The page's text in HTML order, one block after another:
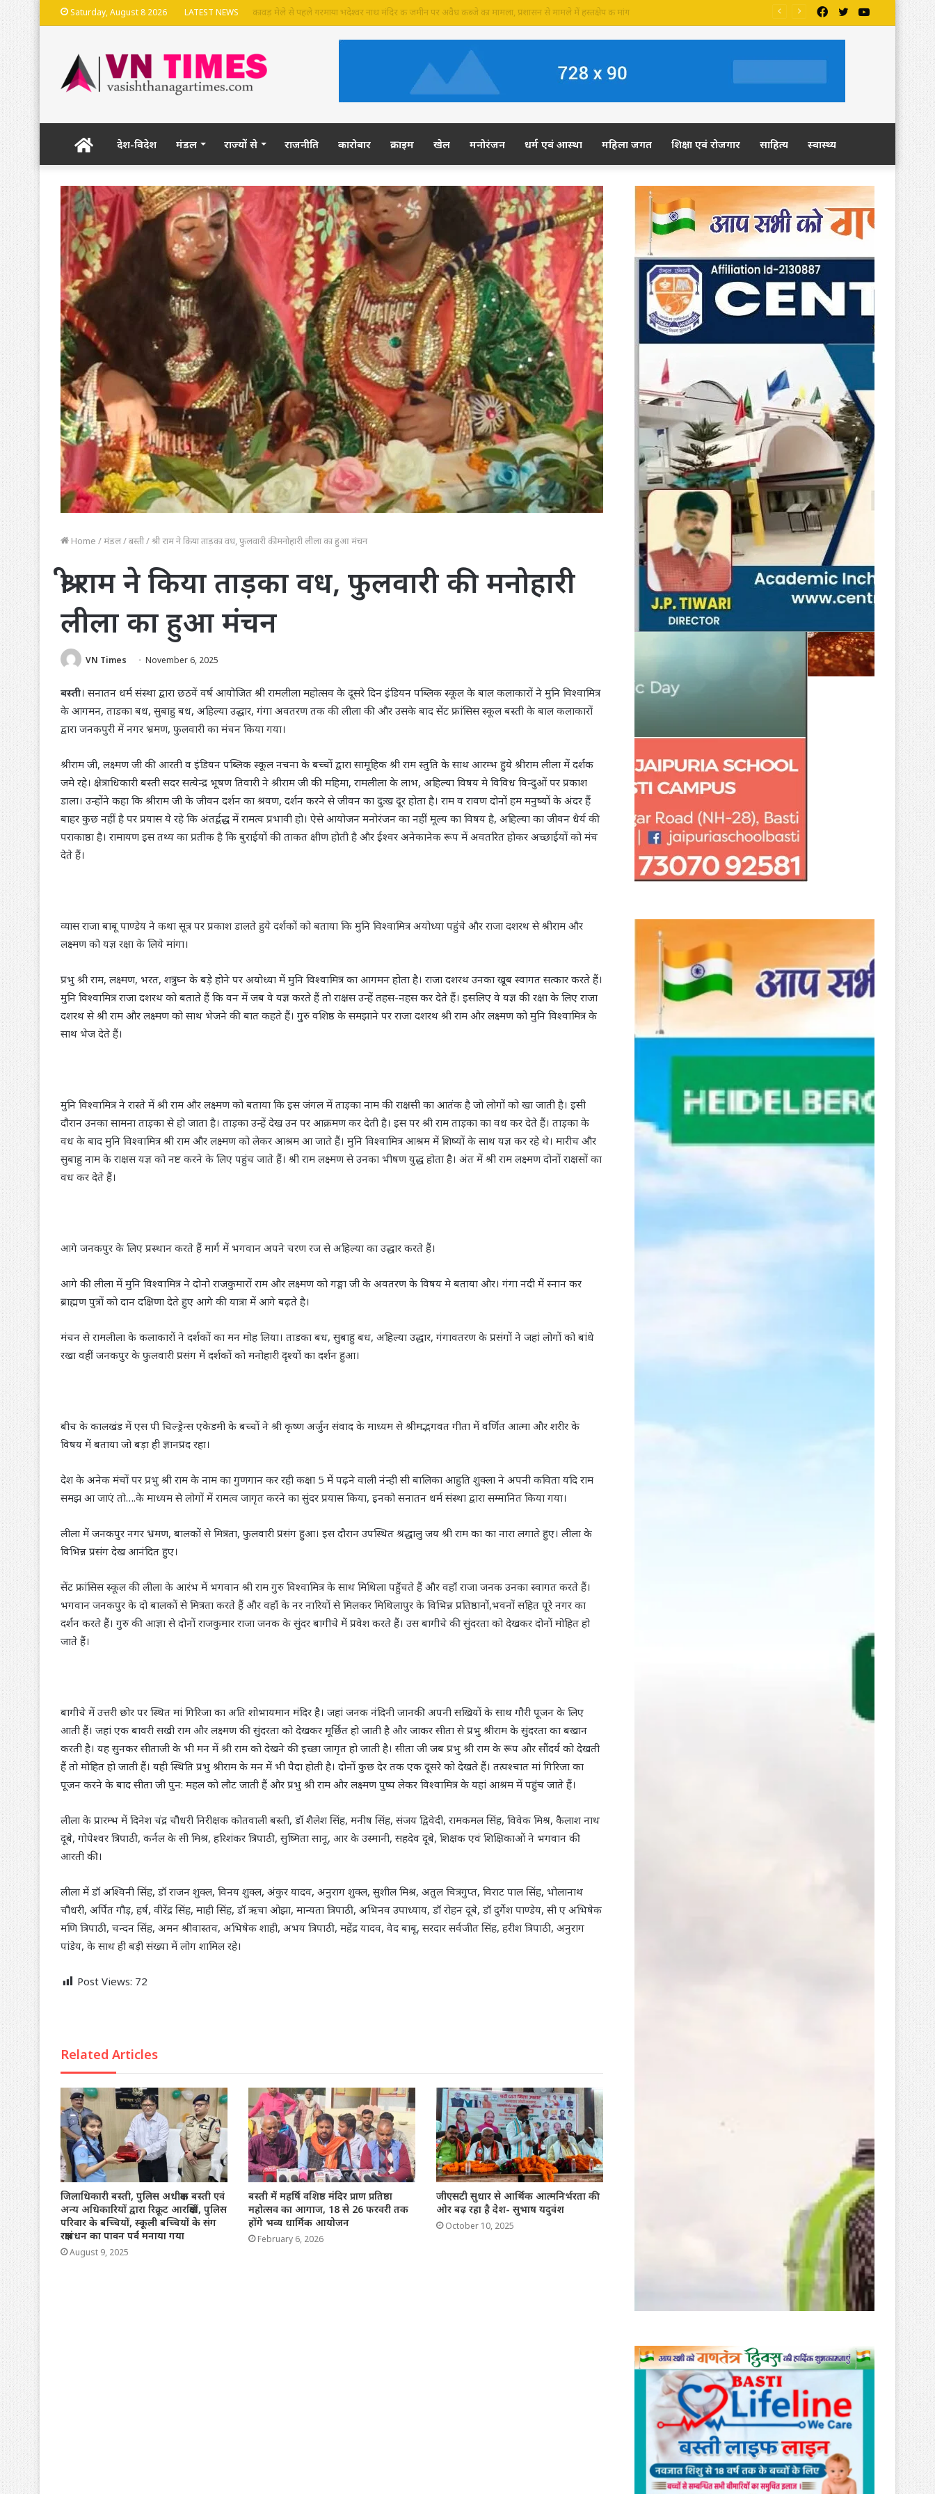
Saturday, August 8 2026 LATEST NEWS भदेश्वरनाथ मंदिर की जमीन पर अवैध कब्जे का आरोप, ग्रामीण कल डीएम-एसपी से करेंगे शिकायत YouTube
Twitter
Facebook
Homeदेश-विदेश मंडल राज्यों से राजनीति कारोबार क्राइम खेल मनोरंजन धर्म एवं आस्था महिला जगत शिक्षा एवं रोजगार साहित्य स्वास्थ्य
Home /मंडल/बस्ती/श्री राम ने किया ताड़का वध, फुलवारी की मनोहारी लीला का हुआ मंचन
श्री राम ने किया ताड़का वध, फुलवारी की मनोहारी
लीला का हुआ मंचन
VN Times November 6, 2025
बस्ती। सनातन धर्म संस्था द्वारा छठवें वर्ष आयोजित श्री रामलीला महोत्सव के दूसरे दिन इंडियन पब्लिक स्कूल के बाल कलाकारों ने मुनि विश्वामित्र
के आगमन, ताडका बध, सुबाहु बध, अहिल्या उद्धार, गंगा अवतरण तक की लीला की और उसके बाद सेंट फ्रांसिस स्कूल बस्ती के बाल कलाकारों
द्वारा जनकपुरी में नगर भ्रमण, फुलवारी का मंचन किया गया।
श्रीराम जी, लक्ष्मण जी की आरती व इंडियन पब्लिक स्कूल नचना के बच्चों द्वारा सामूहिक श्री राम स्तुति के साथ आरम्भ हुये श्रीराम लीला में दर्शक
जमे रहे। क्षेत्राधिकारी बस्ती सदर सत्येन्द्र भूषण तिवारी ने श्रीराम जी की महिमा, रामलीला के लाभ, अहिल्या विषय मे विविध विन्दुओं पर प्रकाश
डाला। उन्होंने कहा कि श्रीराम जी के जीवन दर्शन का श्रवण, दर्शन करने से जीवन का दुःख दूर होता है। राम व रावण दोनों हम मनुष्यों के अंदर हैं
बाहर कुछ नहीं है पर प्रयास ये रहे कि अंतर्द्वद्ध में रामत्व प्रभावी हो। ऐसे आयोजन मनोरंजन का नहीं मूल्य का विषय है, अहिल्या का जीवन धैर्य की
पराकाष्ठा है। रामायण इस तथ्य का प्रतीक है कि बुराईयों की ताकत क्षीण होती है और ईश्वर अनेकानेक रूप में अवतरित होकर अच्छाईयों को मंच
देते हैं।
व्यास राजा बाबू पाण्डेय ने कथा सूत्र पर प्रकाश डालते हुये दर्शकों को बताया कि मुनि विश्वामित्र अयोध्या पहुंचे और राजा दशरथ से श्रीराम और
लक्ष्मण को यज्ञ रक्षा के लिये मांगा।
प्रभु श्री राम, लक्ष्मण, भरत, शत्रुघ्न के बड़े होने पर अयोध्या में मुनि विश्वामित्र का आगमन होता है। राजा दशरथ उनका खूब स्वागत सत्कार करते हैं।
मुनि विश्वामित्र राजा दशरथ को बताते हैं कि वन में जब वे यज्ञ करते हैं तो राक्षस उन्हें तहस-नहस कर देते हैं। इसलिए वे यज्ञ की रक्षा के लिए राजा
दशरथ से श्री राम और लक्ष्मण को साथ भेजने की बात कहते हैं। गुुरु वशिष्ठ के समझाने पर राजा दशरथ श्री राम और लक्ष्मण को मुनि विश्वामित्र के
साथ भेज देते हैं।
मुनि विश्वामित्र ने रास्ते में श्री राम और लक्ष्मण को बताया कि इस जंगल में ताड़का नाम की राक्षसी का आतंक है जो लोगों को खा जाती है। इसी
दौरान उनका सामना ताड़का से हो जाता है। ताड़का उन्हें देख उन पर आक्रमण कर देती है। इस पर श्री राम ताड़का का वध कर देते हैं। ताड़का के
वध के बाद मुनि विश्वामित्र श्री राम और लक्ष्मण को लेकर आश्रम आ जाते हैं। मुनि विश्वामित्र आश्रम में शिष्यों के साथ यज्ञ कर रहे थे। मारीच और
सुबाहु नाम के राक्षस यज्ञ को नष्ट करने के लिए पहुंच जाते हैं। श्री राम लक्ष्मण से उनका भीषण युद्ध होता है। अंत में श्री राम लक्ष्मण दोनों राक्षसों का
वध कर देते हैं।
आगे जनकपुर के लिए प्रस्थान करते हैं मार्ग में भगवान अपने चरण रज से अहिल्या का उद्धार करते हैं।
आगे की लीला में मुनि विश्वामित्र ने दोनो राजकुमारों राम और लक्ष्मण को गङ्गा जी के अवतरण के विषय मे बताया और। गंगा नदी में स्नान कर
ब्राह्मण पुत्रों को दान दक्षिणा देते हुए आगे की यात्रा में आगे बढ़ते है।
मंचन से रामलीला के कलाकारों ने दर्शकों का मन मोह लिया। ताडका बध, सुबाहु बध, अहिल्या उद्धार, गंगावतरण के प्रसंगों ने जहां लोगों को बांधे
रखा वहीं जनकपुर के फुलवारी प्रसंग में दर्शकों को मनोहारी दृश्यों का दर्शन हुआ।
बीच के कालखंड में एस पी चिल्ड्रेन्स एकेडमी के बच्चों ने श्री कृष्ण अर्जुन संवाद के माध्यम से श्रीमद्भगवत गीता में वर्णित आत्मा और शरीर के
विषय में बताया जो बड़ा ही ज्ञानप्रद रहा।
देश के अनेक मंचों पर प्रभु श्री राम के नाम का गुणगान कर रही कक्षा 5 में पढ़ने वाली नंन्ही सी बालिका आहुति शुक्ला ने अपनी कविता यदि राम
समझ आ जाएं तो….के माध्यम से लोगों में रामत्व जागृत करने का सुंदर प्रयास किया, इनको सनातन धर्म संस्था द्वारा सम्मानित किया गया।
लीला में जनकपुर नगर भ्रमण, बालकों से मित्रता, फुलवारी प्रसंग हुआ। इस दौरान उपस्थित श्रद्धालु जय श्री राम का का नारा लगाते हुए। लीला के
विभिन्न प्रसंग देख आनंदित हुए।
सेंट फ्रांसिस स्कूल की लीला के आरंभ में भगवान श्री राम गुरु विश्वामित्र के साथ मिथिला पहुँचते हैं और वहाँ राजा जनक उनका स्वागत करते हैं।
भगवान जनकपुर के दो बालकों से मित्रता करते हैं और वहाँ के नर नारियों से मिलकर मिथिलापुर के विभिन्न प्रतिष्ठानों,भवनों सहित पूरे नगर का
दर्शन करते हैं। गुरु की आज्ञा से दोनों राजकुमार राजा जनक के सुंदर बागीचे में प्रवेश करते हैं। उस बागीचे की सुंदरता को देखकर दोनों मोहित हो
जाते हैं।
बागीचे में उत्तरी छोर पर स्थित मां गिरिजा का अति शोभायमान मंदिर है। जहां जनक नंदिनी जानकी अपनी सखियों के साथ गौरी पूजन के लिए
आती हैं। जहां एक बावरी सखी राम और लक्ष्मण की सुंदरता को देखकर मूर्छित हो जाती है और जाकर सीता से प्रभु श्रीराम के सुंदरता का बखान
करती है। यह सुनकर सीताजी के भी मन में श्री राम को देखने की इच्छा जागृत हो जाती है। सीता जी जब प्रभु श्री राम के रूप और सौंदर्य को देखती
हैं तो मोहित हो जाती हैं। यही स्थिति प्रभु श्रीराम के मन में भी पैदा होती है। दोनों कुछ देर तक एक दूसरे को देखते हैं। तत्पश्चात मां गिरिजा का
पूजन करने के बाद सीता जी पुन: महल को लौट जाती हैं और प्रभु श्री राम और लक्ष्मण पुष्प लेकर विश्वामित्र के यहां आश्रम में पहुंच जाते हैं।
लीला के प्रारम्भ में दिनेश चंद्र चौधरी निरीक्षक कोतवाली बस्ती, डॉ शैलेश सिंह, मनीष सिंह, संजय द्विवेदी, रामकमल सिंह, विवेक मिश्र, कैलाश नाथ
दूबे, गोपेश्वर त्रिपाठी, कर्नल के सी मिश्र, हरिशंकर त्रिपाठी, सुष्मिता सानू, आर के उस्मानी, सहदेव दूबे, शिक्षक एवं शिक्षिकाओं ने भगवान की
आरती की।
लीला में डॉ अश्विनी सिंह, डॉ राजन शुक्ल, विनय शुक्ल, अंकुर यादव, अनुराग शुक्ल, सुशील मिश्र, अतुल चित्रगुप्त, विराट पाल सिंह, भोलानाथ
चौधरी, अर्पित गौड़, हर्ष, वीरेंद्र सिंह, माही सिंह, डॉ ऋचा ओझा, मान्यता त्रिपाठी, अभिनव उपाध्याय, डॉ रोहन दूबे, डॉ दुर्गेश पाण्डेय, सी ए अभिषेक
मणि त्रिपाठी, चन्दन सिंह, अमन श्रीवास्तव, अभिषेक शाही, अभय त्रिपाठी, महेंद्र यादव, वेद बाबू, सरदार सर्वजीत सिंह, हरीश त्रिपाठी, अनुराग
पांडेय, के साथ ही बड़ी संख्या में लोग शामिल रहे।
Post Views: 72
Related Articles
जिलाधिकारी बस्ती, पुलिस अधीक्षक बस्ती एवं
अन्य अधिकारियों द्वारा रिक्रूट आरक्षियों, पुलिस
परिवार के बच्चियों, स्कूली बच्चियों के संग
रक्षाबंधन का पावन पर्व मनाया गया
August 9, 2025
बस्ती में महर्षि वशिष्ठ मंदिर प्राण प्रतिष्ठा
महोत्सव का आगाज, 18 से 26 फरवरी तक
होंगे भव्य धार्मिक आयोजन
February 6, 2026
जीएसटी सुधार से आर्थिक आत्मनिर्भरता की
ओर बढ़ रहा है देश- सुभाष यदुवंश
October 10, 2025